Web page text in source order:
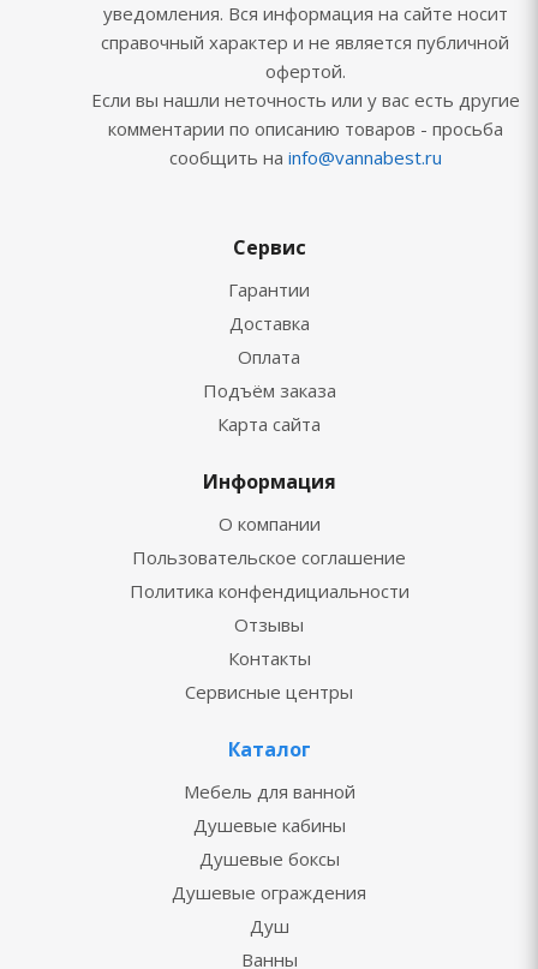
уведомления. Вся информация на сайте носит
справочный характер и не является публичной
офертой.
Если вы нашли неточность или у вас есть другие
комментарии по описанию товаров - просьба
сообщить на info@vannabest.ru
Сервис
Гарантии
Доставка
Оплата
Подъём заказа
Карта сайта
Информация
О компании
Пользовательское соглашение
Политика конфендициальности
Отзывы
Контакты
Сервисные центры
Каталог
Мебель для ванной
Душевые кабины
Душевые боксы
Душевые ограждения
Душ
Ванны